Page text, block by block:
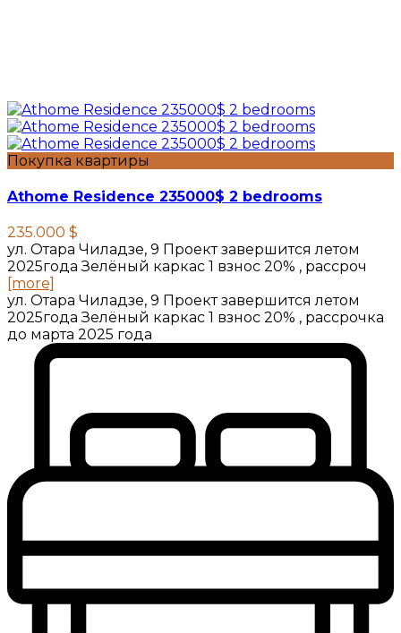
Покупка квартиры
Athome Residence 235000$ 2 bedrooms
235.000 $
ул. Отара Чиладзе, 9 Проект завершится летом
2025года Зелёный каркас 1 взнос 20% , рассроч
[more]
ул. Отара Чиладзе, 9 Проект завершится летом
2025года Зелёный каркас 1 взнос 20% , рассрочка
до марта 2025 года